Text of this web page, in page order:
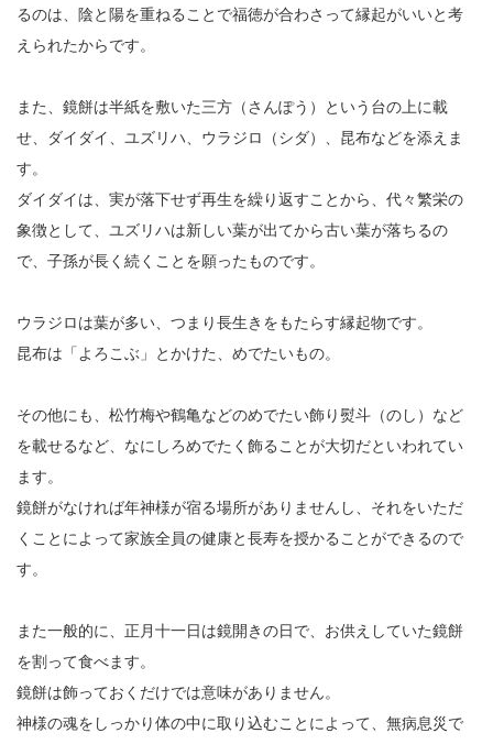
るのは、陰と陽を重ねることで福徳が合わさって縁起がいいと考
えられたからです。
また、鏡餅は半紙を敷いた三方（さんぽう）という台の上に載
せ、ダイダイ、ユズリハ、ウラジロ（シダ）、昆布などを添えま
す。
ダイダイは、実が落下せず再生を繰り返すことから、代々繁栄の
象徴として、ユズリハは新しい葉が出てから古い葉が落ちるの
で、子孫が長く続くことを願ったものです。
ウラジロは葉が多い、つまり長生きをもたらす縁起物です。
昆布は「よろこぶ」とかけた、めでたいもの。
その他にも、松竹梅や鶴亀などのめでたい飾り熨斗（のし）など
を載せるなど、なにしろめでたく飾ることが大切だといわれてい
ます。
鏡餅がなければ年神様が宿る場所がありませんし、それをいただ
くことによって家族全員の健康と長寿を授かることができるので
す。
また一般的に、正月十一日は鏡開きの日で、お供えしていた鏡餅
を割って食べます。
鏡餅は飾っておくだけでは意味がありません。
神様の魂をしっかり体の中に取り込むことによって、無病息災で